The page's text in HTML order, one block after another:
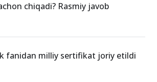
chiqadi? Rasmiy javob
fanidan milliy sertifikat joriy etildi